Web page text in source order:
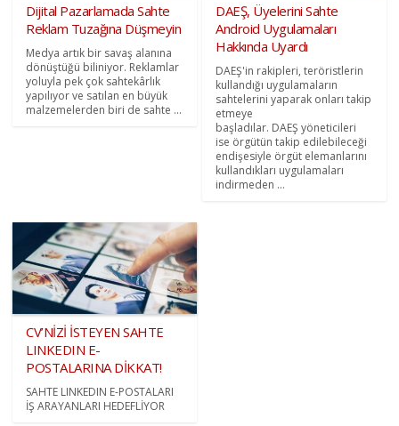
Dijital Pazarlamada Sahte
Reklam Tuzağına Düşmeyin
Medya artık bir savaş alanına
dönüştüğü biliniyor. Reklamlar
yoluyla pek çok sahtekârlık
yapılıyor ve satılan en büyük
malzemelerden biri de sahte ...
DAEŞ, Üyelerini Sahte
Android Uygulamaları
Hakkında Uyardı
DAEŞ'in rakipleri, teröristlerin
kullandığı uygulamaların
sahtelerini yaparak onları takip
etmeye
başladılar. DAEŞ yöneticileri
ise örgütün takip edilebileceği
endişesiyle örgüt elemanlarını
kullandıkları uygulamaları
indirmeden ...
CV’NİZİ İSTEYEN SAHTE
LINKEDIN E-
POSTALARINA DİKKAT!
SAHTE LINKEDIN E-POSTALARI
İŞ ARAYANLARI HEDEFLİYOR